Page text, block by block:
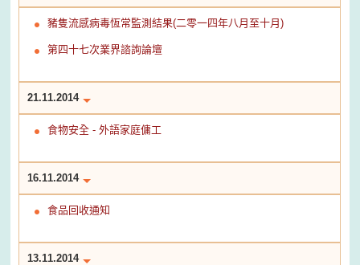
豬隻流感病毒恆常監測結果(二零一四年八月至十月)
第四十七次業界諮詢論壇
21.11.2014
食物安全 - 外語家庭傭工
16.11.2014
食品回收通知
13.11.2014